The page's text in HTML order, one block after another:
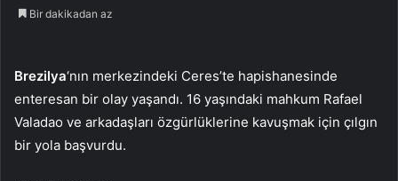
Bir dakikadan az
Brezilya‘nın merkezindeki Ceres’te hapishanesinde
enteresan bir olay yaşandı. 16 yaşındaki mahkum Rafael
Valadao ve arkadaşları özgürlüklerine kavuşmak için çılgın
bir yola başvurdu.